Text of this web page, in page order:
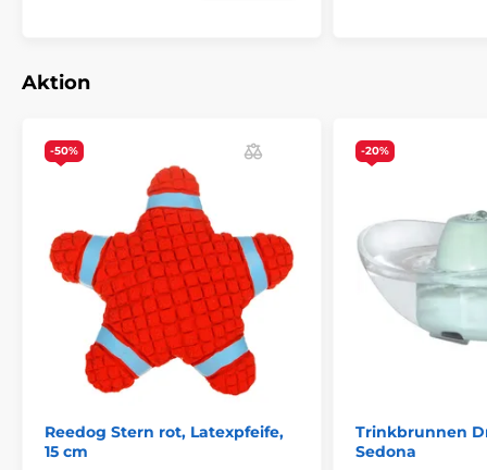
Aktion
-50%
Reedog Stern rot, Latexpfeife,
15 cm
-20%
Trinkbrunnen
Sedona